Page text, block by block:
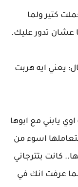
كتير ولما
عشان تدور عليك.
يعني ايه هربت
يابني مع ابوها
اسوء من
كانت بتترجاني
عرفت انك في